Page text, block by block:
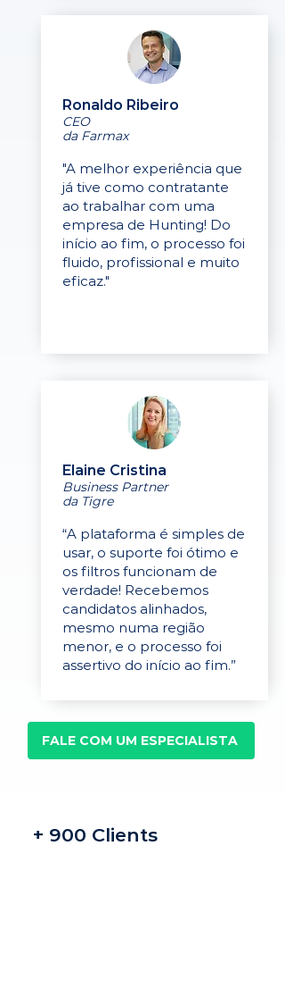
Ronaldo Ribeiro
CEO
da Farmax
"A melhor experiência que
já tive como contratante
ao trabalhar com uma
empresa de Hunting! Do
início ao fim, o processo foi
fluido, profissional e muito
eficaz."
Elaine Cristina
Business Partner
da Tigre
“A plataforma é simples de
usar, o suporte foi ótimo e
os filtros funcionam de
verdade! Recebemos
candidatos alinhados,
mesmo numa região
menor, e o processo foi
assertivo do início ao fim.”
FALE COM UM ESPECIALISTA
+ 900 Clients